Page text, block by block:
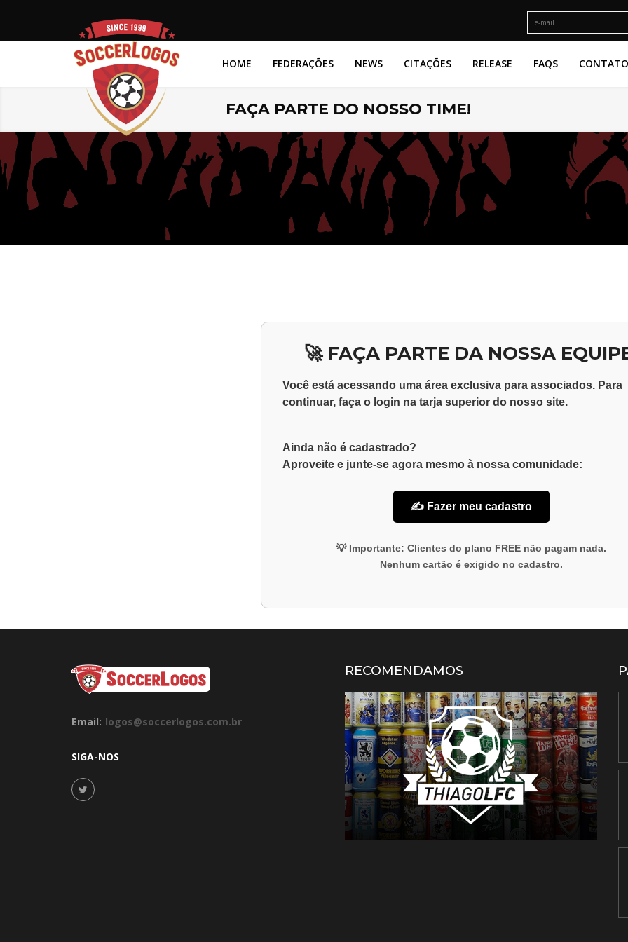
HOME FEDERAÇÕES NEWS CITAÇÕES RELEASE FAQS CONTATO
FAÇA PARTE DO NOSSO TIME!
🚀 FAÇA PARTE DA NOSSA
Você está acessando uma área exclusiva para associados. Para
continuar, faça o login na tarja superior do nosso site.
Ainda não é cadastrado?
Aproveite e junte-se agora mesmo à nossa comunidade:
✍️ Fazer meu cadastro
💡 Importante: Clientes do plano FREEnão pagam nada.
Nenhum cartão é exigido no cadastro.
Email: logos@soccerlogos.com.br
SIGA-NOS
RECOMENDAMOS